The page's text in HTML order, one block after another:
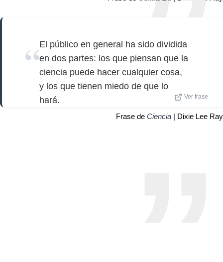
El público en general ha sido dividida
en dos partes: los que piensan que la
ciencia puede hacer cualquier cosa,
y los que tienen miedo de que lo
hará.
Ver frase
Frase de Ciencia | Dixie Lee Ray